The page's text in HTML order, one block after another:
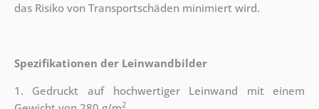
das Risiko von Transportschäden minimiert wird.
Spezifikationen der Leinwandbilder
1. Gedruckt auf hochwertiger Leinwand mit einem
2